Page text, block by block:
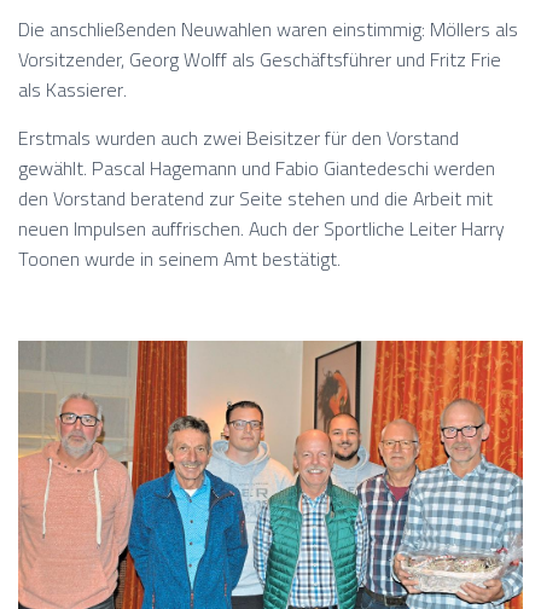
Die anschließenden Neuwahlen waren einstimmig: Möllers als
Vorsitzender, Georg Wolff als Geschäftsführer und Fritz Frie
als Kassierer.
Erstmals wurden auch zwei Beisitzer für den Vorstand
gewählt. Pascal Hagemann und Fabio Giantedeschi werden
den Vorstand beratend zur Seite stehen und die Arbeit mit
neuen Impulsen auffrischen. Auch der Sportliche Leiter Harry
Toonen wurde in seinem Amt bestätigt.